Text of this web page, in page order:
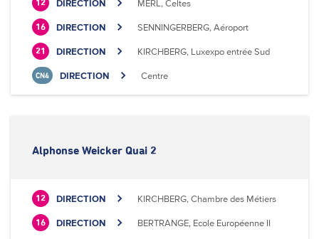
12 DIRECTION MERL, Celtes
16 DIRECTION SENNINGERBERG, Aéroport
21 DIRECTION KIRCHBERG, Luxexpo entrée Sud
CN4 DIRECTION Centre
Alphonse Weicker Quai 2
12 DIRECTION KIRCHBERG, Chambre des Métiers
16 DIRECTION BERTRANGE, Ecole Européenne II